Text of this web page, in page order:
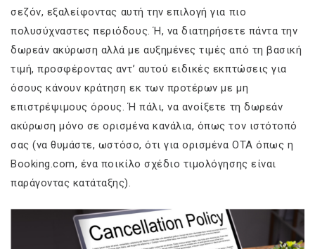
σεζόν, εξαλείφοντας αυτή την επιλογή για πιο
πολυσύχναστες περιόδους. Ή, να διατηρήσετε πάντα την
δωρεάν ακύρωση αλλά με αυξημένες τιμές από τη βασική
τιμή, προσφέροντας αντ’ αυτού ειδικές εκπτώσεις για
όσους κάνουν κράτηση εκ των προτέρων με μη
επιστρέψιμους όρους. Ή πάλι, να ανοίξετε τη δωρεάν
ακύρωση μόνο σε ορισμένα κανάλια, όπως τον ιστότοπό
σας (να θυμάστε, ωστόσο, ότι για ορισμένα OTA όπως η
Booking.com, ένα ποικίλο σχέδιο τιμολόγησης είναι
παράγοντας κατάταξης).